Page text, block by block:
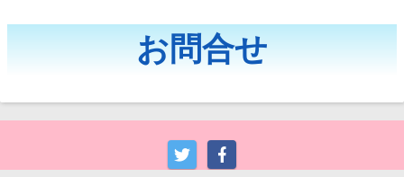
↓↓↓↓↓↓↓↓↓↓↓↓↓↓
お問合せ